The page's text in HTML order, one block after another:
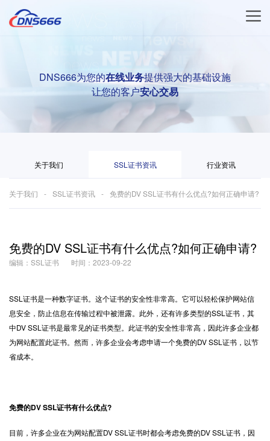
DNS666为您的在线业务提供强大的基础设施
让您的客户安心交易
关于我们 SSL证书资讯 行业资讯
关于我们 SSL证书资讯 免费的DV SSL证书有什么优点?如何正确申请?
免费的DV SSL证书有什么优点?如何正确申请?
编辑：SSL证书 时间：2023-09-22
SSL证书是一种数字证书。这个证书的安全性非常高。它可以轻松保护网站信
息安全，防止信息在传输过程中被泄露。此外，还有许多类型的SSL证书，其
中DV SSL证书是最常见的证书类型。此证书的安全性非常高，因此许多企业都
为网站配置此证书。然而，许多企业会考虑申请一个免费的DV SSL证书，以节
省成本。
免费的DV SSL证书有什么优点?
目前，许多企业在为网站配置DV SSL证书时都会考虑免费的DV SSL证书，因